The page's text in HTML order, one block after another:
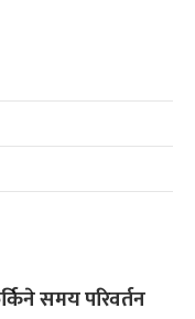
समय परिवर्तन